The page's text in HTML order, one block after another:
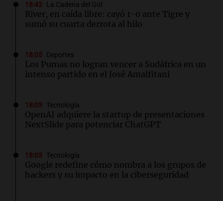
18:42 La Cadena del Gol
River, en caída libre: cayó 1-0 ante Tigre y
sumó su cuarta derrota al hilo
18:05 Deportes
Los Pumas no logran vencer a Sudáfrica en un
intenso partido en el José Amalfitani
18:03 Tecnología
OpenAI adquiere la startup de presentaciones
NextSlide para potenciar ChatGPT
18:03 Tecnología
Google redefine cómo nombra a los grupos de
hackers y su impacto en la ciberseguridad